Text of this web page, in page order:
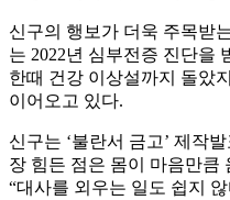
신구의 행보가 더욱 주목받
는 2022년 심부전증 진단을
한때 건강 이상설까지 돌았
이어오고 있다.
신구는 ‘불란서 금고’ 제작
장 힘든 점은 몸이 마음만큼
“대사를 외우는 일도 쉽지